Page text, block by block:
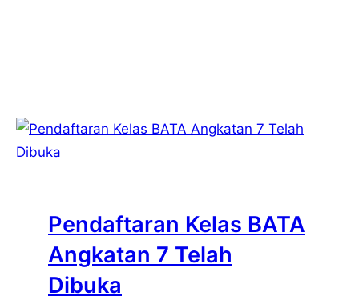
Pendaftaran Kelas BATA
Angkatan 7 Telah
Dibuka